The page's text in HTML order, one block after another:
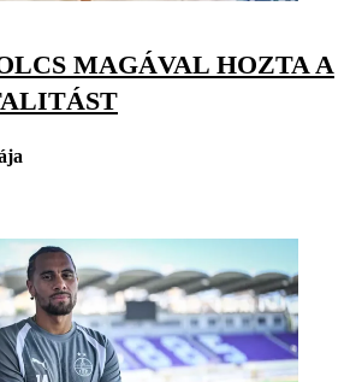
MAGÁVAL HOZTA A